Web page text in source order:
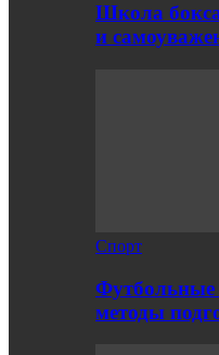
Школа
и
Спорт
Футбольные
методы